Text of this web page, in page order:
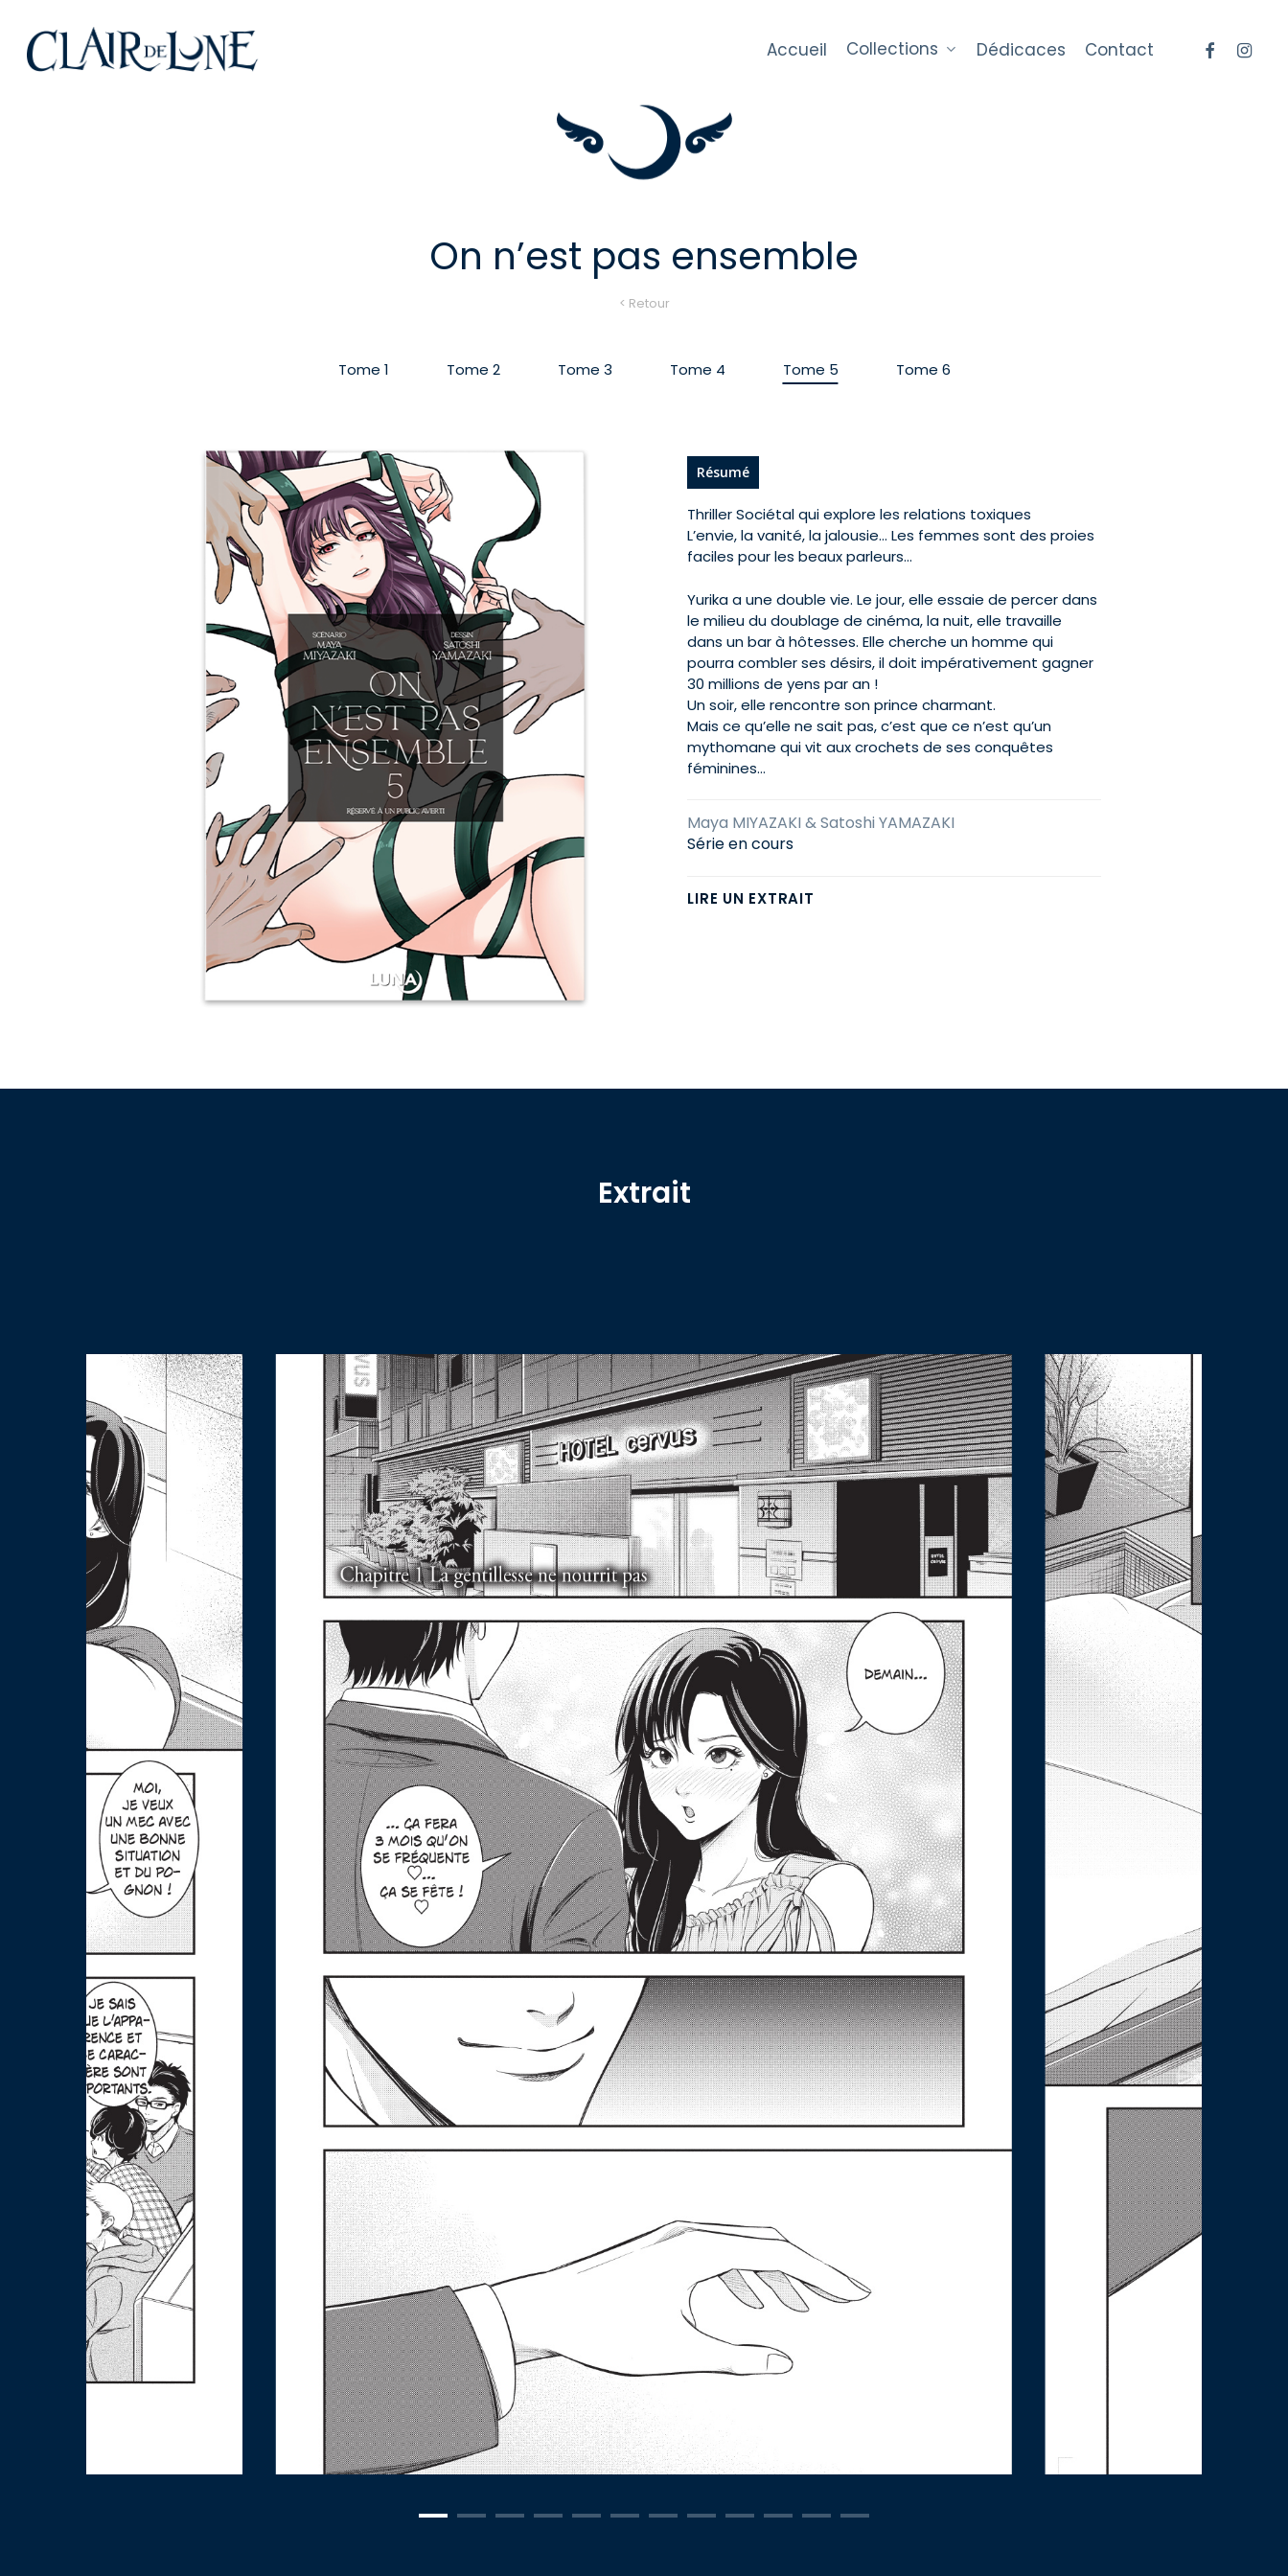
main
content
Accueil Collections Dédicaces Contact facebook
On n’est pas ensemble
< Retour
Tome 1 Tome 2 Tome 3 Tome 4 Tome 5 Tome 6
Résumé
Thriller Sociétal qui explore les relations toxiques
L’envie, la vanité, la jalousie… Les femmes sont des proies
faciles pour les beaux parleurs…
Yurika a une double vie. Le jour, elle essaie de percer dans
le milieu du doublage de cinéma, la nuit, elle travaille
dans un bar à hôtesses. Elle cherche un homme qui
pourra combler ses désirs, il doit impérativement gagner
30 millions de yens par an !
Un soir, elle rencontre son prince charmant.
Mais ce qu’elle ne sait pas, c’est que ce n’est qu’un
mythomane qui vit aux crochets de ses conquêtes
féminines…
Maya MIYAZAKI & Satoshi YAMAZAKI
Série en cours
LIRE UN EXTRAIT
Extrait